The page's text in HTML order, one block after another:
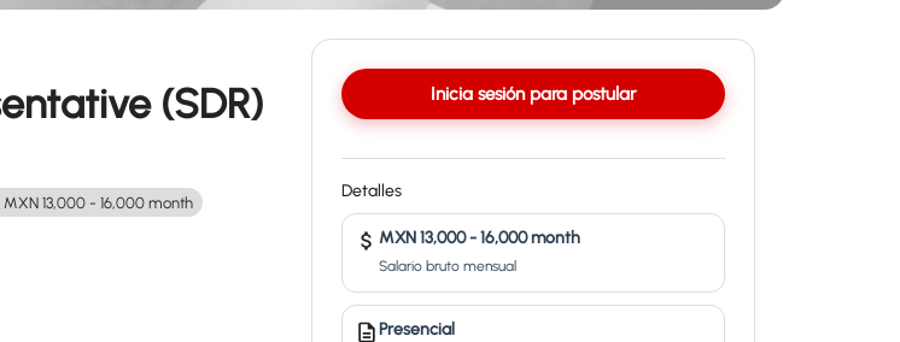
(SDR)
MXN 13,000 - 16,000 month
Inicia sesión para postular
Detalles
MXN 13,000 - 16,000 month
Salario bruto mensual
Presencial